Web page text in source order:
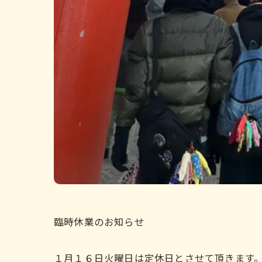
臨時休業のお知らせ
１月１６日火曜日は定休日とさせて頂きます